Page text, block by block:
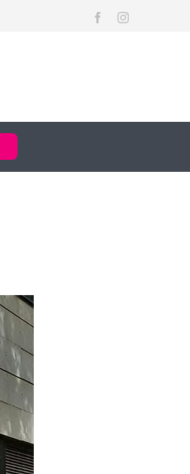
FacebookInstagram